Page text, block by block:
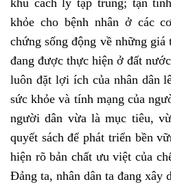
khu cách ly tập trung; tận
khỏe cho bệnh nhân ở các
chứng sống động về những
đang được thực hiện ở đất
luôn đặt lợi ích của nhân dân
sức khỏe và tính mạng của
người dân vừa là mục tiêu,
quyết sách để phát triển bền
hiện rõ bản chất ưu việt của
Đảng ta, nhân dân ta đang xây